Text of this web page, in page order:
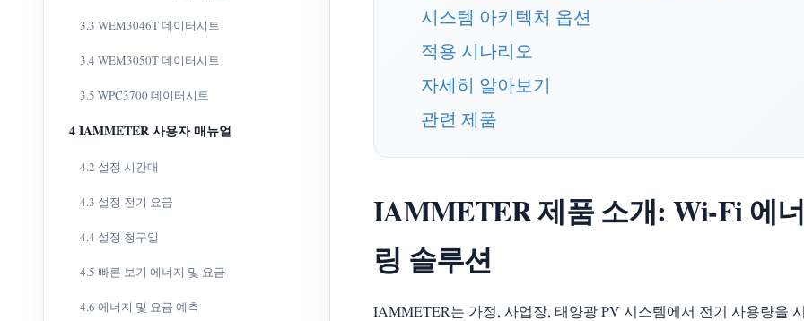
3.3 WEM3046T 데이터시트
3.4 WEM3050T 데이터시트
3.5 WPC3700 데이터시트
4 IAMMETER 사용자 매뉴얼
4.2 설정 시간대
4.3 설정 전기 요금
4.4 설정 청구일
4.5 빠른 보기 에너지 및 요금
4.6 에너지 및 요금 예측
시스템 아키텍처 옵션
적용 시나리오
자세히 알아보기
관련 제품
IAMMETER 제품 소개: Wi-Fi 에
링 솔루션
IAMMETER는 가정, 사업장, 태양광 PV 시스템에서 전기 사용량을